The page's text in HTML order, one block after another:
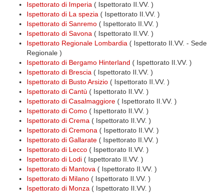
Ispettorato di Imperia ( Ispettorato II.VV. )
Ispettorato di La spezia ( Ispettorato II.VV. )
Ispettorato di Sanremo ( Ispettorato II.VV. )
Ispettorato di Savona ( Ispettorato II.VV. )
Ispettorato Regionale Lombardia ( Ispettorato II.VV. - Sede
Regionale )
Ispettorato di Bergamo Hinterland ( Ispettorato II.VV. )
Ispettorato di Brescia ( Ispettorato II.VV. )
Ispettorato di Busto Arsizio ( Ispettorato II.VV. )
Ispettorato di Cantù ( Ispettorato II.VV. )
Ispettorato di Casalmaggiore ( Ispettorato II.VV. )
Ispettorato di Como ( Ispettorato II.VV. )
Ispettorato di Crema ( Ispettorato II.VV. )
Ispettorato di Cremona ( Ispettorato II.VV. )
Ispettorato di Gallarate ( Ispettorato II.VV. )
Ispettorato di Lecco ( Ispettorato II.VV. )
Ispettorato di Lodi ( Ispettorato II.VV. )
Ispettorato di Mantova ( Ispettorato II.VV. )
Ispettorato di Milano ( Ispettorato II.VV. )
Ispettorato di Monza ( Ispettorato II.VV. )